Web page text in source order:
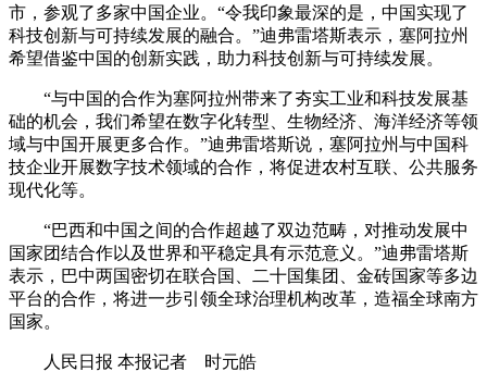
市，参观了多家中国企业。“令我印象最深的是，中国实现了
科技创新与可持续发展的融合。”迪弗雷塔斯表示，塞阿拉州
希望借鉴中国的创新实践，助力科技创新与可持续发展。
“与中国的合作为塞阿拉州带来了夯实工业和科技发展基
础的机会，我们希望在数字化转型、生物经济、海洋经济等领
域与中国开展更多合作。”迪弗雷塔斯说，塞阿拉州与中国科
技企业开展数字技术领域的合作，将促进农村互联、公共服务
现代化等。
“巴西和中国之间的合作超越了双边范畴，对推动发展中
国家团结合作以及世界和平稳定具有示范意义。”迪弗雷塔斯
表示，巴中两国密切在联合国、二十国集团、金砖国家等多边
平台的合作，将进一步引领全球治理机构改革，造福全球南方
国家。
人民日报 本报记者 时元皓